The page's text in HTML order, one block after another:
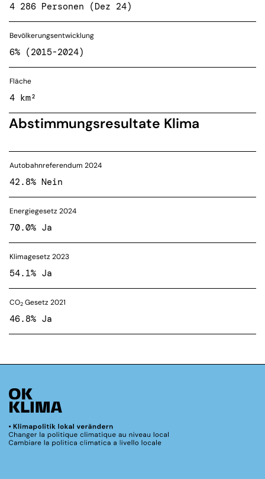
4 286 Personen (Dez 24)
Bevölkerungsentwicklung
6% (2015-2024)
Fläche
4 km²
Abstimmungsresultate Klima
Autobahnreferendum 2024
42.8% Nein
Energiegesetz 2024
70.0% Ja
Klimagesetz 2023
54.1% Ja
CO2 Gesetz 2021
46.8% Ja